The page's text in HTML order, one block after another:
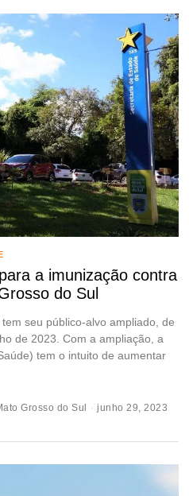
a imunização contra
do Sul
seu público-alvo ampliado, de
de 2023. Com a ampliação, a
tem o intuito de aumentar
Grosso do Sul junho 29, 2023